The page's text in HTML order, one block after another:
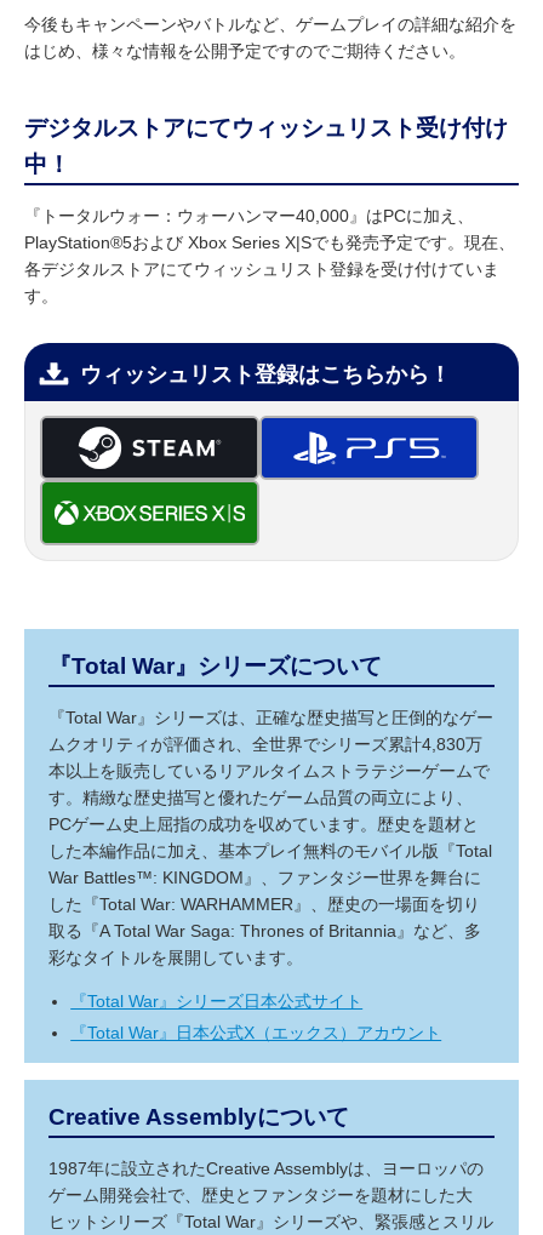
今後もキャンペーンやバトルなど、ゲームプレイの詳細な紹介を
はじめ、様々な情報を公開予定ですのでご期待ください。
デジタルストアにてウィッシュリスト受け付け
中！
『トータルウォー：ウォーハンマー40,000』はPCに加え、
PlayStation®5および Xbox Series X|Sでも発売予定です。現在、
各デジタルストアにてウィッシュリスト登録を受け付けていま
す。
ウィッシュリスト登録はこちらから！
『Total War』シリーズについて
『Total War』シリーズは、正確な歴史描写と圧倒的なゲー
ムクオリティが評価され、全世界でシリーズ累計4,830万
本以上を販売しているリアルタイムストラテジーゲームで
す。精緻な歴史描写と優れたゲーム品質の両立により、
PCゲーム史上屈指の成功を収めています。歴史を題材と
した本編作品に加え、基本プレイ無料のモバイル版『Total
War Battles™: KINGDOM』、ファンタジー世界を舞台に
した『Total War: WARHAMMER』、歴史の一場面を切り
取る『A Total War Saga: Thrones of Britannia』など、多
彩なタイトルを展開しています。
『Total War』シリーズ日本公式サイト
『Total War』日本公式X（エックス）アカウント
Creative Assemblyについて
1987年に設立されたCreative Assemblyは、ヨーロッパの
ゲーム開発会社で、歴史とファンタジーを題材にした大
ヒットシリーズ『Total War』シリーズや、緊張感とスリル